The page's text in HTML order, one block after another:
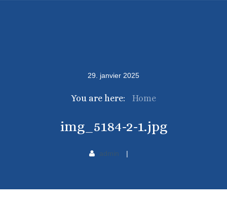
29 janvier 2025
You are here: Home
img_5184-2-1.jpg
admin